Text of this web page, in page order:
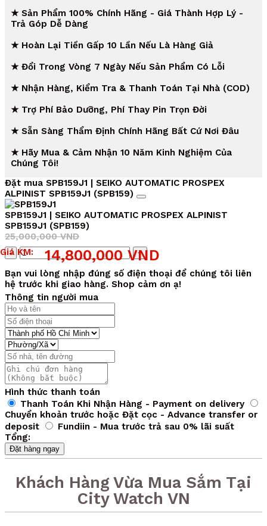
★ Sản Phẩm 100% Chính Hãng - Giá Thành Hợp Lý -
Trả Góp Dễ Dàng
★ Hoàn Lại Tiền Gấp 10 Lần Nếu Là Hàng Giả
★ Đổi Trong Vòng 7 Ngày Nếu Sản Phẩm Có Lỗi
★ Nhận Hàng, Kiểm Tra & Thanh Toán Tại Nhà (COD)
★ Trợ Phí Bảo Dưỡng, Phí Thay Pin Trọn Đời
★ Sẵn Sàng Thẩm Định Chính Hãng Bất Cứ Nơi Đâu
★ Hãy Mua & Cảm Nhận 10 Năm Kinh Nghiệm Của
Chúng Tôi!
Đặt mua SPB159J1 | SEIKO AUTOMATIC PROSPEX
ALPINIST SPB159J1 (SPB159)
SPB159J1 | SEIKO AUTOMATIC PROSPEX ALPINIST
SPB159J1 (SPB159)
25,000,000VND
Giá
gốc
là:
25,000,000 VND.
14,800,000VND
Giá
hiện
tại
là:
14,800,000 VND.
Giá KM:
Số
lượng
Bạn vui lòng nhập đúng số điện thoại để chúng tôi liên
hệ trước khi giao hàng. Shop cảm ơn ạ!
Thông tin người mua
Hình thức thanh toán
Thanh Toán Khi Nhận Hàng - Payment on delivery
Chuyển khoản trước hoặc Đặt cọc - Advance transfer or
deposit
Fundiin - Mua trước trả sau 0% lãi suất
Tổng:
Đặt hàng ngay
Khách Hàng Vừa Mua Sắm Tại
City Watch VN